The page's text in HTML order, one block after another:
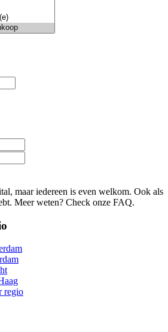
maar iedereen is even welkom. Ook als
Meer weten? Check onze FAQ.
regio